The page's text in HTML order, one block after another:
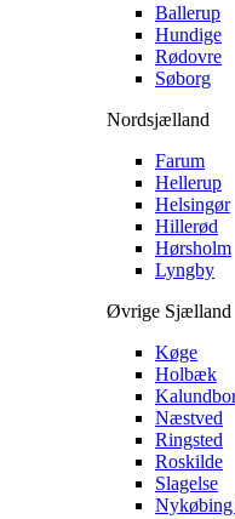
Ballerup
Hundige
Rødovre
Søborg
Nordsjælland
Farum
Hellerup
Helsingør
Hillerød
Hørsholm
Lyngby
Øvrige Sjælland
Køge
Holbæk
Næstved
Ringsted
Roskilde
Slagelse
Nykøbing